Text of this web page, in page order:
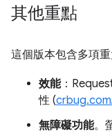
其他重點
這個版本包含多項
效能：
性 (
無障礙功能。